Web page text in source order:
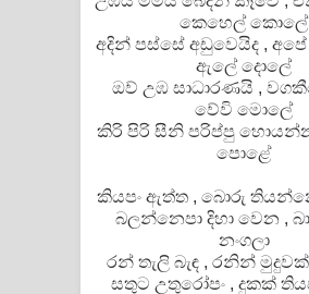
පාරනා ගීතයේ පද පෙළ
කෙහෙල් කොලේ‍
අදින් පස්සේ අඩුවෙයිද ‍,
ඇලේ දොලේ
ඔව් උඹ සාධාරණයි ‍,
වේවි මොලේ
කිරි පිරි සීනි පරිප්පු
පොළේ
කියපං ඇත්ත ‍, බොරු
බලන්නෙපා දිහා වෙන‍ ,
නංගලා
රන් තැලි බැඳ ‍, රනින්
සතුට උතුරෝපං ‍, දුකක්